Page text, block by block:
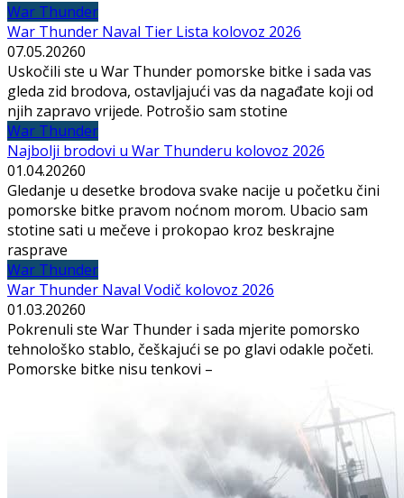
War Thunder
War Thunder Naval Tier Lista kolovoz 2026
07.05.20260
Uskočili ste u War Thunder pomorske bitke i sada vas
gleda zid brodova, ostavljajući vas da nagađate koji od
njih zapravo vrijede. Potrošio sam stotine
War Thunder
Najbolji brodovi u War Thunderu kolovoz 2026
01.04.20260
Gledanje u desetke brodova svake nacije u početku čini
pomorske bitke pravom noćnom morom. Ubacio sam
stotine sati u mečeve i prokopao kroz beskrajne
rasprave
War Thunder
War Thunder Naval Vodič kolovoz 2026
01.03.20260
Pokrenuli ste War Thunder i sada mjerite pomorsko
tehnološko stablo, češkajući se po glavi odakle početi.
Pomorske bitke nisu tenkovi –